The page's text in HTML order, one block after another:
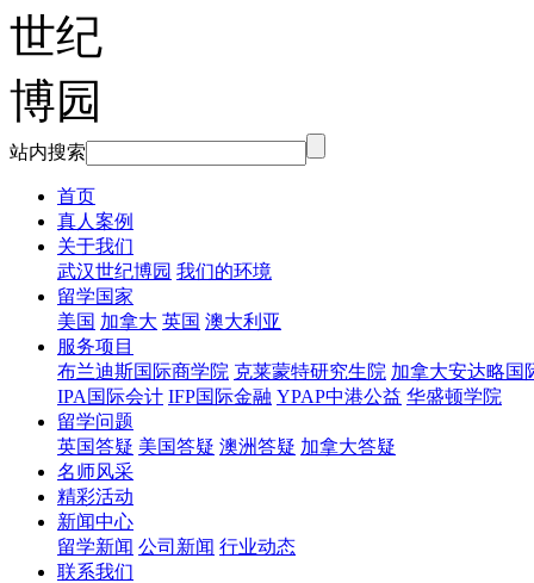
站内搜索
首页
真人案例
关于我们
武汉世纪博园 我们的环境
留学国家
美国 加拿大 英国 澳大利亚
服务项目
布兰迪斯国际商学院 克莱蒙特研究生院 加拿大安达略国
IPA国际会计 IFP国际金融 YPAP中港公益 华盛顿学院
留学问题
英国答疑 美国答疑 澳洲答疑 加拿大答疑
名师风采
精彩活动
新闻中心
留学新闻 公司新闻 行业动态
联系我们